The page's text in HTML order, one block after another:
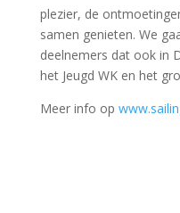
plezier, de
samen genieten. We
deelnemers dat ook in
het Jeugd WK en het
Meer info op